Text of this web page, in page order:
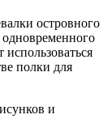
островного
полки для
и